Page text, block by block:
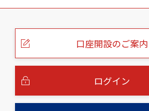
こ
口座開設のご案内
ログイン